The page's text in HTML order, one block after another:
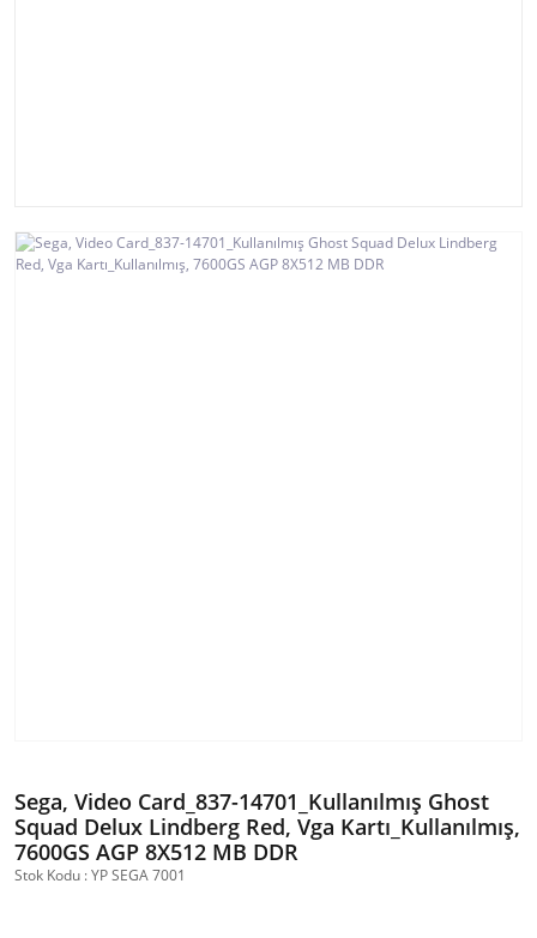
Sega, Video Card_837-14701_Kullanılmış Ghost
Squad Delux Lindberg Red, Vga Kartı_Kullanılmış,
7600GS AGP 8X512 MB DDR
Stok Kodu : YP SEGA 7001